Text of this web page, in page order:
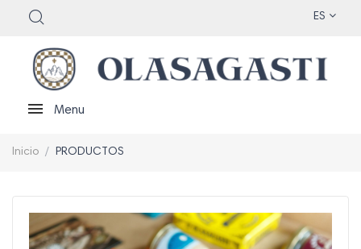
ES
Menu
Inicio PRODUCTOS